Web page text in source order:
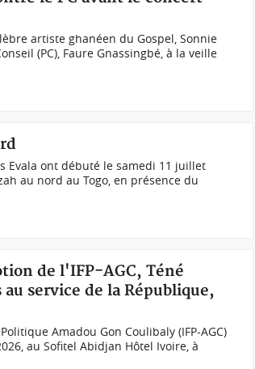
artiste ghanéen du Gospel, Sonnie
(PC), Faure Gnassingbé, à la veille
Evala ont débuté le samedi 11 juillet
au nord au Togo, en présence du
de l'IFP-AGC, Téné
service de la République,
Amadou Gon Coulibaly (IFP-AGC)
au Sofitel Abidjan Hôtel Ivoire, à